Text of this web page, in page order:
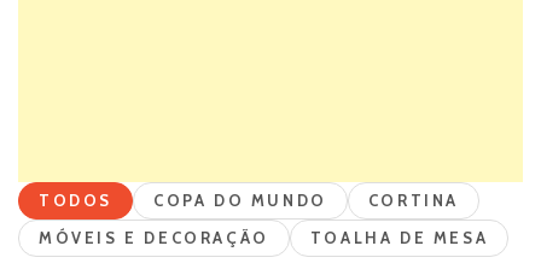
TODOS COPA DO MUNDO
CORTINA
MÓVEIS E DECORAÇÃO
TOALHA DE MESA